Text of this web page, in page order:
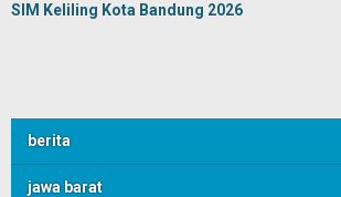
SIM Keliling Kota Bandung 2026
berita
jawa barat